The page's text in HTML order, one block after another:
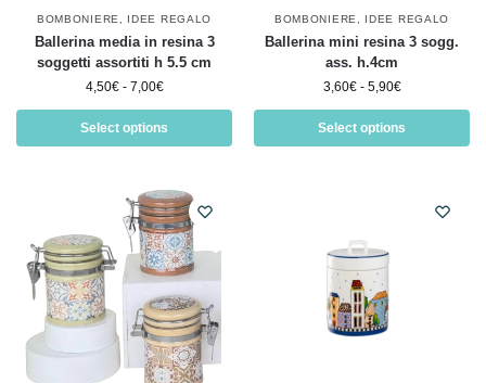
BOMBONIERE IDEE REGALO
Ballerina media in resina 3
soggetti assortiti h 5.5 cm
4,50€ - 7,00€
Select options
BOMBONIERE IDEE REGALO
Ballerina mini resina 3 sogg.
ass. h.4cm
3,60€ - 5,90€
Select options